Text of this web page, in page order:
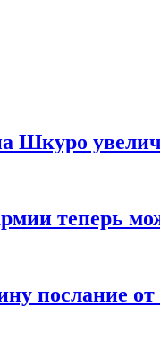
Шкуро
теперь
послание от